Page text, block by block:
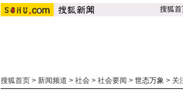
搜狐
搜狐首页> 新闻频道 > 社会> 社会要闻 > 世态万象 > 关